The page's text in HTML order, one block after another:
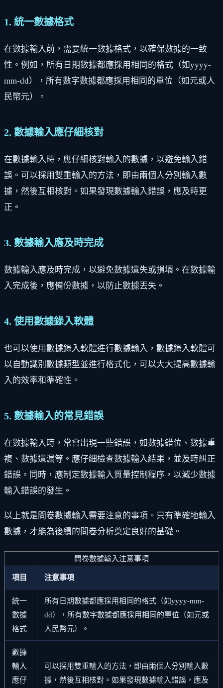
1. 統一數據格式
在數據輸入前，需要統一數據格式，以確保數據的一致
性。例如，所有日期數據都應採用相同的格式（如yyyy-
mm-dd），所有數字數據都應採用相同的單位（如元或人
民幣元）。
2. 數據輸入應仔細核對
在數據輸入時，應仔細核對輸入的數據，以避免輸入錯
誤。可以採用雙重輸入的方法，即由兩個人分別輸入數
據，然後互相核對。如果發現數據輸入錯誤，應及時更
正。
3. 數據輸入應及時完成
數據輸入應及時完成，以避免數據遺失或損壞。在數據輸
入完成後，應備份數據，以防止數據丟失。
4. 使用數據錄入軟體
也可以使用數據錄入軟體進行數據輸入，數據錄入軟體可
以自動識別數據類型並進行格式化，可以大大提高數據輸
入的效率和準確性。
5. 數據輸入的常見錯誤
在數據輸入時，常會出現一些錯誤，如數據錯位、數據重
複、數據遺漏等。應仔細檢查數據輸入結果，並及時糾正
錯誤。同時，應制定數據輸入質量控制程序，以減少數據
輸入錯誤的發生。
以上就是問卷數據輸入需要注意的事項。只有準確地輸入
數據，才能為後續的問卷分析奠定良好的基礎。
問卷數據輸入注意事項
項目 注意事項
統一
數據
格式
所有日期數據都應採用相同的格式（如yyyy-mm-
dd），所有數字數據都應採用相同的單位（如元或
人民幣元）。
數據
輸入
應仔
可以採用雙重輸入的方法，即由兩個人分別輸入數
據，然後互相核對。如果發現數據輸入錯誤，應及